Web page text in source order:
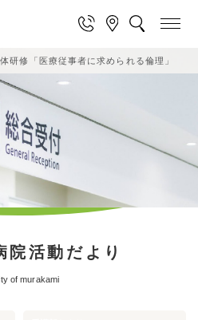
研修「医療従事者に求められる倫理」
院活動だより
of murakami